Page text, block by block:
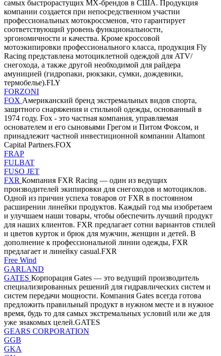
самых быстрорастущих MX-брендов в США. Продукция
компании создается при непосредственном участии
профессиональных мотокроссменов, что гарантирует
соответствующий уровень функциональности,
эргономичности и качества. Кроме кроссовой
мотоэкипировки профессионального класса, продукция Fly
Racing представлена мотоциклетной одеждой для ATV/
снегохода, а также другой необходимой для райдера
амуницией (гидропаки, рюкзаки, сумки, дождевики,
термобелье).FLY
FORZONI
FOX Американский бренд экстремальных видов спорта,
защитного снаряжения и стильной одежды, основанный в
1974 году. Fox - это частная компания, управляемая
основателем и его сыновьями Грегом и Питом Фоксом, и
принадлежит частной инвестиционной компании Altamont
Capital Partners.FOX
FRAP
FULBAT
FUSO JET
FXR Компания FXR Racing — один из ведущих
производителей экипировки для снегоходов и мотоциклов.
Одной из причин успеха товаров от FXR в постоянном
расширении линейки продуктов. Каждый год мы изобретаем
и улучшаем наши товары, чтобы обеспечить лучший продукт
для наших клиентов. FXR предлагает сотни вариантов стилей
и цветов курток и брюк для мужчин, женщин и детей. В
дополнение к профессиональной линии одежды, FXR
предлагает и линейку casual.FXR
Free Wind
GARLAND
GATES Корпорация Gates — это ведущий производитель
специализированных решений для гидравлических систем и
систем передачи мощности. Компания Gates всегда готова
предложить правильный продукт в нужном месте и в нужное
время, будь то для самых экстремальных условий или же для
уже знакомых целей.GATES
GEARS CORPORATION
GGB
GKA